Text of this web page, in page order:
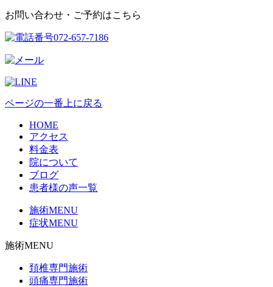
お問い合わせ・ご予約はこちら
ページの一番上に戻る
HOME
アクセス
料金表
院について
ブログ
患者様の声一覧
施術MENU
症状MENU
施術MENU
頚椎専門施術
頭痛専門施術